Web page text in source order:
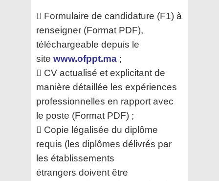
 Formulaire de candidature (F1) à
renseigner (Format PDF),
téléchargeable depuis le
site www.ofppt.ma ;
 CV actualisé et explicitant de
manière détaillée les expériences
professionnelles en rapport avec
le poste (Format PDF) ;
 Copie légalisée du diplôme
requis (les diplômes délivrés par
les établissements
étrangers doivent être